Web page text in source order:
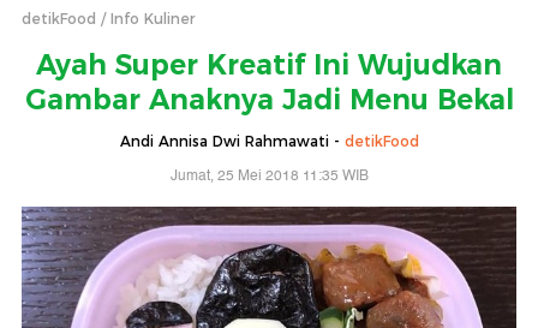
detikFood Info Kuliner
Ayah Super Kreatif Ini Wujudkan
Gambar Anaknya Jadi Menu Bekal
Andi Annisa Dwi Rahmawati - detikFood
Jumat, 25 Mei 2018 11:35 WIB